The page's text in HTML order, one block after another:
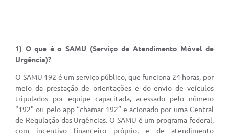
Eventos
Legislação
Galeria de Fotos
A Nossa Cidade
A Prefeitura
1) O que é o SAMU (Serviço de Atendimento Móvel de
Urgência)?
O SAMU 192 é um serviço público, que funciona 24 horas, por
meio da prestação de orientações e do envio de veículos
tripulados por equipe capacitada, acessado pelo número
"192" ou pelo app “chamar 192” e acionado por uma Central
de Regulação das Urgências. O SAMU é um programa federal,
com incentivo financeiro próprio, e de atendimento